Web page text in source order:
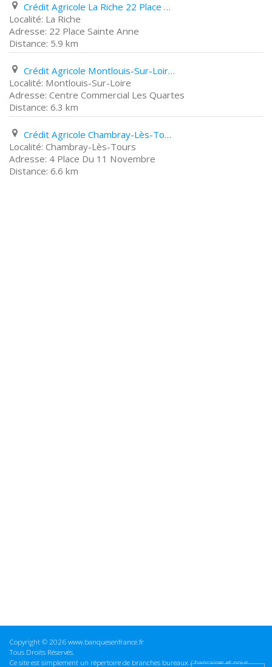
Crédit Agricole La Riche 22 Place Sainte Anne
La Riche
22 Place Sainte Anne
5.9 km
Crédit Agricole Montlouis-Sur-Loire Centre Commercial Les Quartes
Montlouis-Sur-Loire
Centre Commercial Les Quartes
6.3 km
Crédit Agricole Chambray-Lès-Tours 4 Place Du 11 Novembre
Chambray-Lès-Tours
4 Place Du 11 Novembre
6.6 km
Copyright © 2026 www.banquesenfrance.fr
Tous Droits Réservés.
Ce site est simplement un répertoire de branches bureaux / bancaires et nous